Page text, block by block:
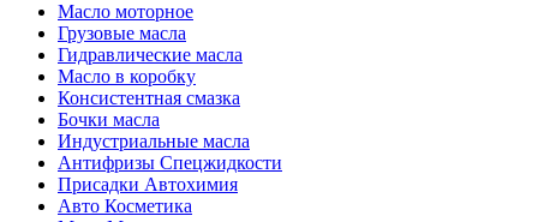
Масло моторное
Грузовые масла
Гидравлические масла
Масло в коробку
Консистентная смазка
Бочки масла
Индустриальные масла
Антифризы Спецжидкости
Присадки Автохимия
Авто Косметика